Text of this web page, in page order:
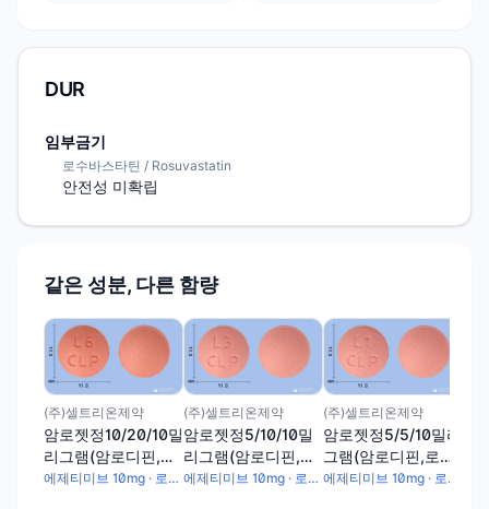
DUR
임부금기
로수바스타틴 / Rosuvastatin
안전성 미확립
같은 성분, 다른 함량
(주)셀트리온제약
암로젯정10/20/10밀
리그램(암로디핀,로
수바스타틴,에제티에제티미브 10mg · 로수바스타틴칼슘 20.8mg · 암로디핀베실산염 13.889mg
(주)셀트리온제약
암로젯정5/10/10밀
리그램(암로디핀,로
수바스타틴,에제티에제티미브 10mg · 로수바스타틴칼슘 10.4mg · 암로디핀베실산염 6.944mg
(주)셀트리온제약
암로젯정5/5/10밀리
그램(암로디핀,로수
바스타틴,에제티미에제티미브 10mg · 로수바스타틴칼슘 5.2mg · 암로디핀베실산염 6.944mg